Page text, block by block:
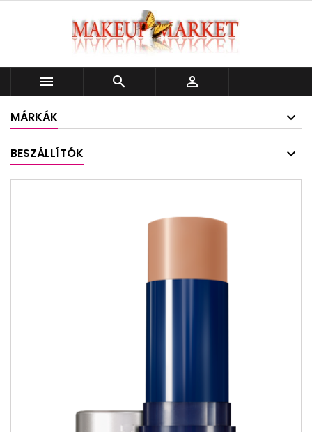
  
MÁRKÁK
BESZÁLLÍTÓK